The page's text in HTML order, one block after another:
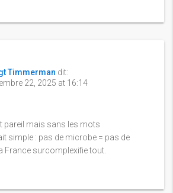
Timmerman dit:
22, 2025 at 16:14
pareil mais sans les mots
simple : pas de microbe = pas de
France surcomplexifie tout.